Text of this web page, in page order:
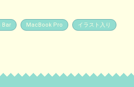
Bar MacBook Pro イラスト入り